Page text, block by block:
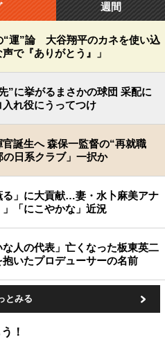
週間
“運”論 大谷翔平のカネを使い込
で『ありがとう』」
”に挙がるまさかの球団 采配に
れ役にうってつけ
誕生へ 森保一監督の“再就職
日系クラブ」一択か
る」に大貢献…妻・水卜麻美アナ
「にこやかな」近況
な人の代表」亡くなった板東英二
いたプロデューサーの名前
とみる
！